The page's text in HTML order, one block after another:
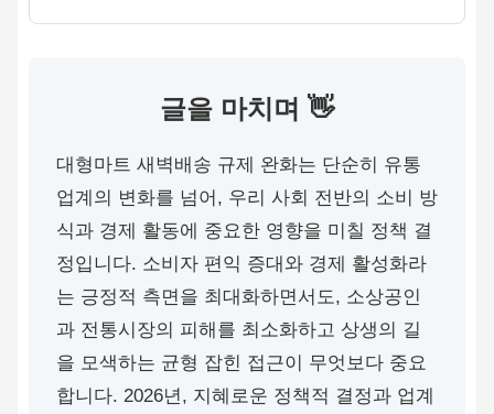
글을 마치며 👋
대형마트 새벽배송 규제 완화는 단순히 유통
업계의 변화를 넘어, 우리 사회 전반의 소비 방
식과 경제 활동에 중요한 영향을 미칠 정책 결
정입니다. 소비자 편익 증대와 경제 활성화라
는 긍정적 측면을 최대화하면서도, 소상공인
과 전통시장의 피해를 최소화하고 상생의 길
을 모색하는 균형 잡힌 접근이 무엇보다 중요
합니다. 2026년, 지혜로운 정책적 결정과 업계